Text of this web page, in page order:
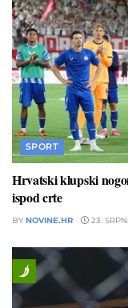
SPORT
Hrvatski klupski
ispod crte
BY NOVINE.HR 23.